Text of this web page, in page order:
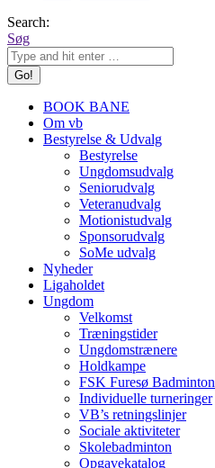
Search:
Søg
BOOK BANE
Om vb
Bestyrelse & Udvalg
Bestyrelse
Ungdomsudvalg
Seniorudvalg
Veteranudvalg
Motionistudvalg
Sponsorudvalg
SoMe udvalg
Nyheder
Ligaholdet
Ungdom
Velkomst
Træningstider
Ungdomstrænere
Holdkampe
FSK Furesø Badminton
Individuelle turneringer
VB’s retningslinjer
Sociale aktiviteter
Skolebadminton
Opgavekatalog